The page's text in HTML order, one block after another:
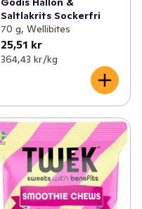
Saltlakrits Sockerfri
70 g, Wellibites
25,51 kr
364,43 kr /kg